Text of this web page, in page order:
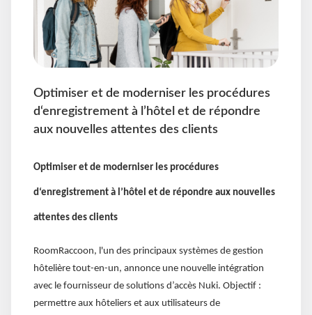
Optimiser et de moderniser les procédures
d‘enregistrement à l’hôtel et de répondre
aux nouvelles attentes des clients
Optimiser et de moderniser les procédures
d‘enregistrement à l’hôtel et de répondre aux nouvelles
attentes des clients
RoomRaccoon, l'un des principaux systèmes de gestion
hôtelière tout-en-un, annonce une nouvelle intégration
avec le fournisseur de solutions d’accès Nuki. Objectif :
permettre aux hôteliers et aux utilisateurs de